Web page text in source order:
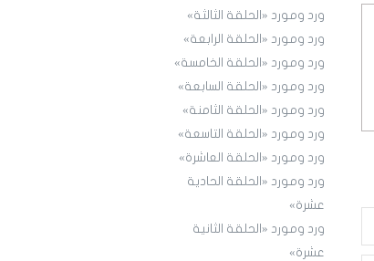
ورد ومورد «الحلقة الثالثة»
ورد ومورد «الحلقة الرابعة»
ورد ومورد «الحلقة الخامسة»
ورد ومورد «الحلقة السابعة»
ورد ومورد «الحلقة الثامنة»
ورد ومورد «الحلقة التاسعة»
ورد ومورد «الحلقة العاشرة»
ورد ومورد «الحلقة الحادية
عشرة»
ورد ومورد «الحلقة الثانية
عشرة»